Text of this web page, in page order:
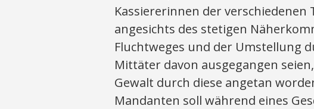
Kassiererinnen der
angesichts des stetigen
Fluchtweges und der Umstellung
Mittäter davon ausgegangen
Gewalt durch diese angetan
Mandanten soll während eines